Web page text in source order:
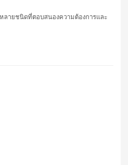
ลายชนิดที่ตอบสนองความต้องการและ